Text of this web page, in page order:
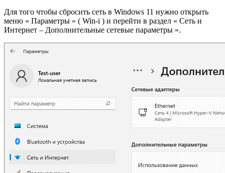
Для того чтобы сбросить сеть в Windows 11 нужно открыть
меню « Параметры » ( Win-i ) и перейти в раздел « Сеть и
Интернет – Дополнительные сетевые параметры ».